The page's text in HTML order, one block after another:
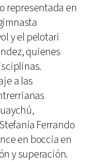
representada en
y el pelotari
quienes
a las
Ferrando
en boccia en
y superación.